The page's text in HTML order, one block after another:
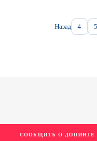
Назад 4 5
СООБЩИТЬ О ДОПИНГЕ